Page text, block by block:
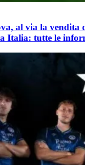
al via la vendita
Italia: tutte le